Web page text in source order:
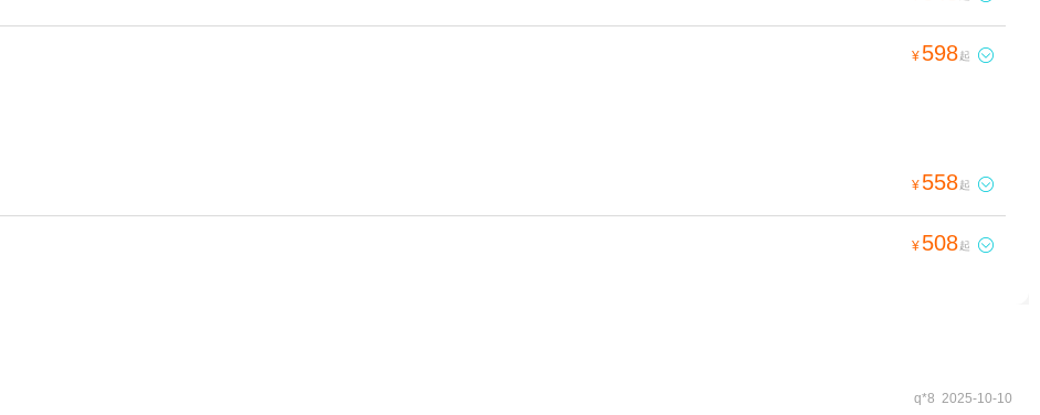
¥ 598起 
¥ 558起 
¥ 508起 
q*8 2025-10-10